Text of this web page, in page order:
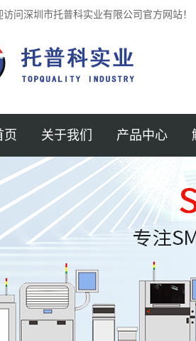
问深圳市托普科实业有限公司官方网站！
页 关于我们
公司简介
新闻中心
企业文化
联系我们
服务支持
产品中心
贴片机
锡膏印刷机
光学检测仪 3D
回流焊
AXI检测机
SMT周边设备
保